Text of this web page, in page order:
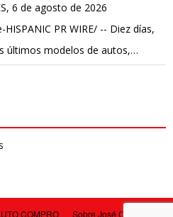
6 de agosto de 2026
PR WIRE/ -- Diez días,
últimos modelos de autos,…
COMPRO Sobre José Carlos